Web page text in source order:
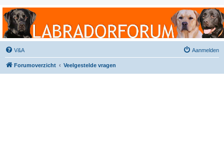
Labradorforum
Het gezelligste Labradorforum van Nederland en België!
V&A Aanmelden
Forumoverzicht Veelgestelde vragen